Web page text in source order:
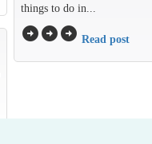
things to do in...
arrow_circle_rightarrow_circle_rightarrow_circle_right Read post